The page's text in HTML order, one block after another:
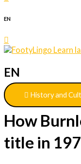
EN
EN
History and
How
title in